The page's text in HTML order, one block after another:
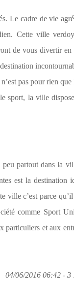
Le cadre de vie
Cette ville
de vous divertir
pas pour rien que
sport, la ville
peu partout dans la
est la destination
ville c’est parce
comme Sport
particuliers et aux
04/06/2016 06:42 - 3